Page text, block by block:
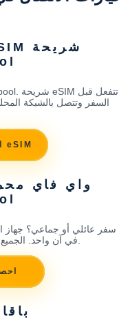
السفر وتتصل بالشبكة
احصل على شريحة eSIM